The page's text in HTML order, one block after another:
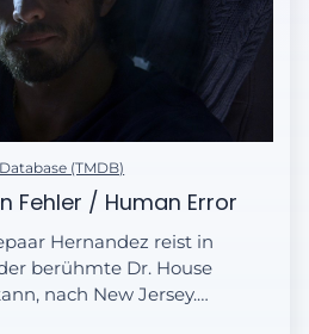
(TMDB)
Fehler / Human Error
Hernandez reist in
berühmte Dr. House
nach New Jersey.
dem Fall nicht